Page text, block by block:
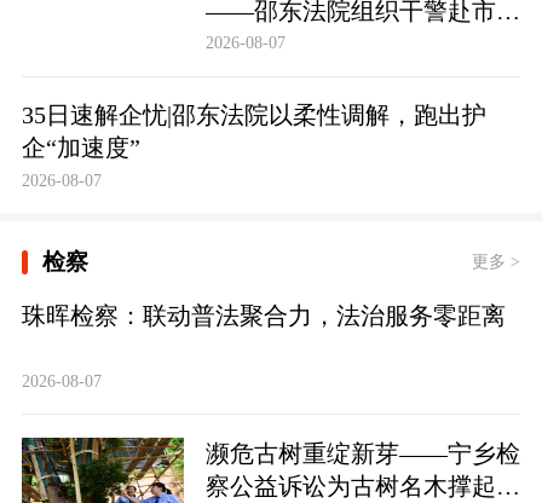
——邵东法院组织干警赴市禁
毒教育基地参观学习
2026-08-07
35日速解企忧|邵东法院以柔性调解，跑出护
企“加速度”
2026-08-07
检察 更多 >
珠晖检察：联动普法聚合力，法治服务零距离
2026-08-07
濒危古树重绽新芽——宁乡检
察公益诉讼为古树名木撑起法